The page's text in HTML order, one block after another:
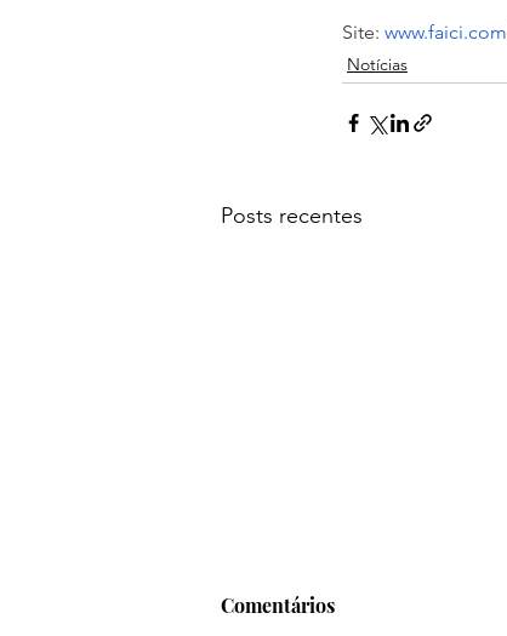
Site: www.faici.com
Notícias
Posts recentes
Comentários